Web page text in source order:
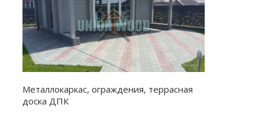
Металлокаркас, ограждения, террасная
доска ДПК